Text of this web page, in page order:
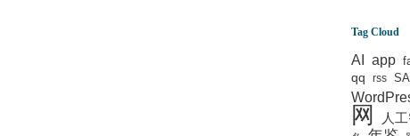
Tag Cloud
AI app
qq rss
网
人